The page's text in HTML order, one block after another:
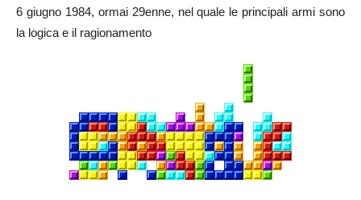
6 giugno 1984, ormai 29enne, nel quale le principali armi sono
la logica e il ragionamento